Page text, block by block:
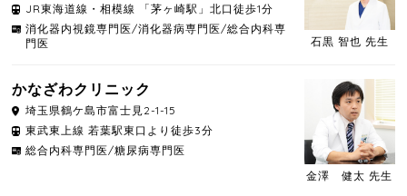
石黒 智也 先生
JR東海道線・相模線 「茅ヶ崎駅」北口徒歩1分
消化器内視鏡専門医/消化器病専門医/総合内科専
門医
金澤 健太 先生
かなざわクリニック
埼玉県鶴ケ島市富士見2-1-15
東武東上線 若葉駅東口より徒歩3分
総合内科専門医/糖尿病専門医